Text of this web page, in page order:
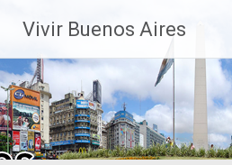
contenido
Vivir Buenos Aires